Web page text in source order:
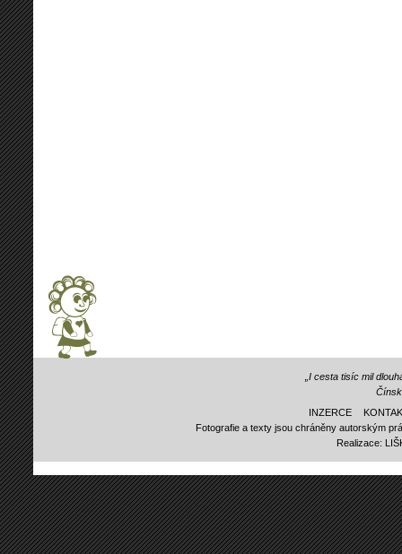
„I cesta tisíc mil
INZERCE
Fotografie a texty jsou chráněny autorským
Realizace: